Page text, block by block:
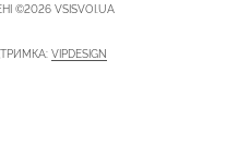
©2026 VSISVOI.UA
VIPDESIGN